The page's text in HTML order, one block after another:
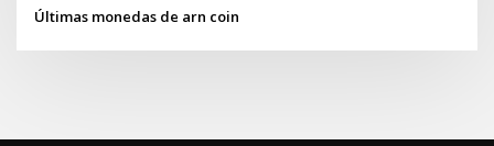
Últimas monedas de arn coin